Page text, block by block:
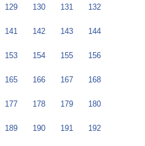
129 130 131 132
141 142 143 144
153 154 155 156
165 166 167 168
177 178 179 180
189 190 191 192